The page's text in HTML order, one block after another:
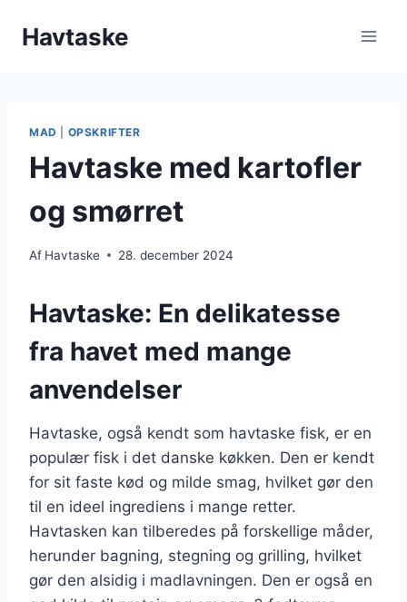
Havtaske
MAD OPSKRIFTER
Havtaske med kartofler
og smørret
Af Havtaske 28. december 2024
Havtaske: En delikatesse
fra havet med mange
anvendelser
Havtaske, også kendt som havtaske fisk, er en
populær fisk i det danske køkken. Den er kendt
for sit faste kød og milde smag, hvilket gør den
til en ideel ingrediens i mange retter.
Havtasken kan tilberedes på forskellige måder,
herunder bagning, stegning og grilling, hvilket
gør den alsidig i madlavningen. Den er også en